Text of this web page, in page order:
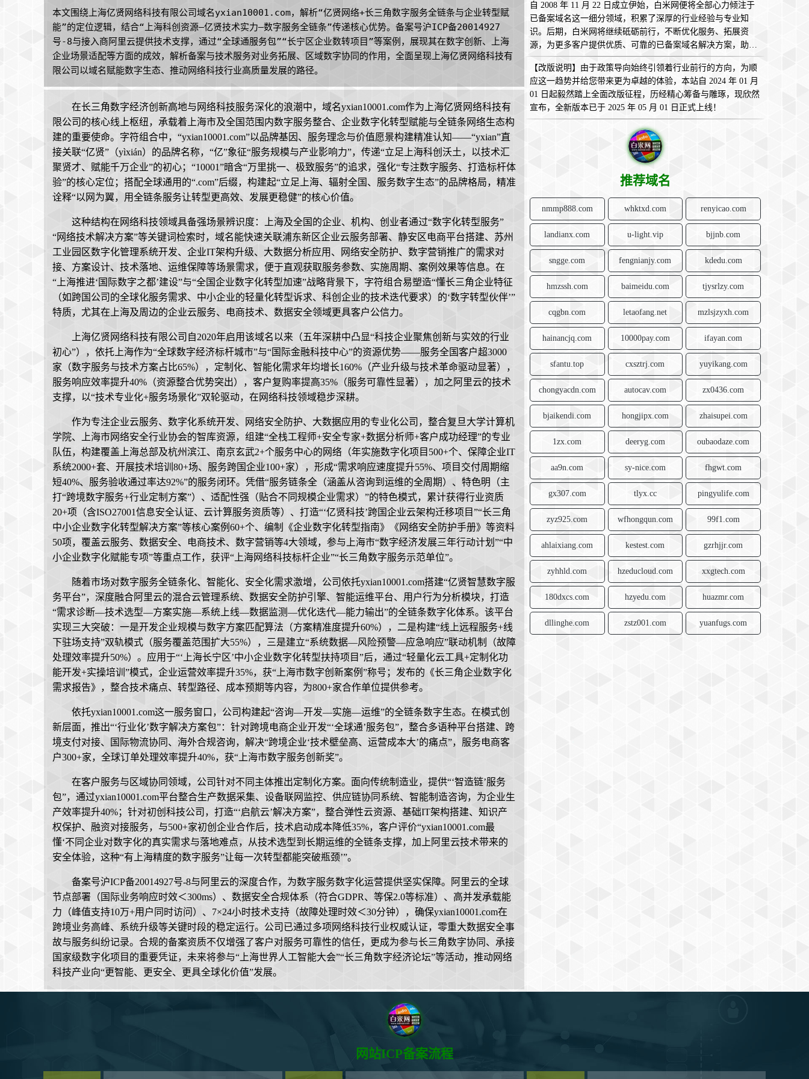
本文围绕上海亿贤网络科技有限公司域名yxian10001.com，解析“亿贤网络+长三角数字服务全链条与企业转型赋
能”的定位逻辑，结合“上海科创资源—亿贤技术实力—数字服务全链条”传递核心优势。备案号沪ICP备20014927
号-8与接入商阿里云提供技术支撑，通过“全球通服务包”“长宁区企业数转项目”等案例，展现其在数字创新、上海
企业场景适配等方面的成效，解析备案与技术服务对业务拓展、区域数字协同的作用，全面呈现上海亿贤网络科技有
限公司以域名赋能数字生态、推动网络科技行业高质量发展的路径。
在长三角数字经济创新高地与网络科技服务深化的浪潮中，域名yxian10001.com作为上海亿贤网络科技有
限公司的核心线上枢纽，承载着上海市及全国范围内数字服务整合、企业数字化转型赋能与全链条网络生态构
建的重要使命。字符组合中，“yxian10001.com”以品牌基因、服务理念与价值愿景构建精准认知——“yxian”直
接关联“亿贤”（yìxián）的品牌名称，“亿”象征“服务规模与产业影响力”，传递“立足上海科创沃土，以技术汇
聚贤才、赋能千万企业”的初心；“10001”暗含“万里挑一、极致服务”的追求，强化“专注数字服务、打造标杆体
验”的核心定位；搭配全球通用的“.com”后缀，构建起“立足上海、辐射全国、服务数字生态”的品牌格局，精准
诠释“以网为翼，用全链条服务让转型更高效、发展更稳健”的核心价值。
这种结构在网络科技领域具备强场景辨识度：上海及全国的企业、机构、创业者通过“数字化转型服务”
“网络技术解决方案”等关键词检索时，域名能快速关联浦东新区企业云服务部署、静安区电商平台搭建、苏州
工业园区数字化管理系统开发、企业IT架构升级、大数据分析应用、网络安全防护、数字营销推广的需求对
接、方案设计、技术落地、运维保障等场景需求，便于直观获取服务参数、实施周期、案例效果等信息。在
“上海推进‘国际数字之都’建设”与“全国企业数字化转型加速”战略背景下，字符组合易塑造“懂长三角企业特征
（如跨国公司的全球化服务需求、中小企业的轻量化转型诉求、科创企业的技术迭代要求）的‘数字转型伙伴’”
特质，尤其在上海及周边的企业云服务、电商技术、数据安全领域更具客户公信力。
上海亿贤网络科技有限公司自2020年启用该域名以来（五年深耕中凸显“科技企业聚焦创新与实效的行业
初心”），依托上海作为“全球数字经济标杆城市”与“国际金融科技中心”的资源优势——服务全国客户超3000
家（数字服务与技术方案占比65%），定制化、智能化需求年均增长160%（产业升级与技术革命驱动显著），
服务响应效率提升40%（资源整合优势突出），客户复购率提高35%（服务可靠性显著），加之阿里云的技术
支撑，以“技术专业化+服务场景化”双轮驱动，在网络科技领域稳步深耕。
作为专注企业云服务、数字化系统开发、网络安全防护、大数据应用的专业化公司，整合复旦大学计算机
学院、上海市网络安全行业协会的智库资源，组建“全栈工程师+安全专家+数据分析师+客户成功经理”的专业
队伍，构建覆盖上海总部及杭州滨江、南京玄武2+个服务中心的网络（年实施数字化项目500+个、保障企业IT
系统2000+套、开展技术培训80+场、服务跨国企业100+家），形成“需求响应速度提升55%、项目交付周期缩
短40%、服务验收通过率达92%”的服务闭环。凭借“服务链条全（涵盖从咨询到运维的全周期）、特色明（主
打“跨境数字服务+行业定制方案”）、适配性强（贴合不同规模企业需求）”的特色模式，累计获得行业资质
20+项（含ISO27001信息安全认证、云计算服务资质等）、打造“‘亿贤科技’跨国企业云架构迁移项目”“长三角
中小企业数字化转型解决方案”等核心案例60+个、编制《企业数字化转型指南》《网络安全防护手册》等资料
50项，覆盖云服务、数据安全、电商技术、数字营销等4大领域，参与上海市“数字经济发展三年行动计划”“中
小企业数字化赋能专项”等重点工作，获评“上海网络科技标杆企业”“长三角数字服务示范单位”。
随着市场对数字服务全链条化、智能化、安全化需求激增，公司依托yxian10001.com搭建“亿贤智慧数字服
务平台”，深度融合阿里云的混合云管理系统、数据安全防护引擎、智能运维平台、用户行为分析模块，打造
“需求诊断—技术选型—方案实施—系统上线—数据监测—优化迭代—能力输出”的全链条数字化体系。该平台
实现三大突破：一是开发企业规模与数字方案匹配算法（方案精准度提升60%），二是构建“线上远程服务+线
下驻场支持”双轨模式（服务覆盖范围扩大55%），三是建立“系统数据—风险预警—应急响应”联动机制（故障
处理效率提升50%）。应用于“‘上海长宁区’中小企业数字化转型扶持项目”后，通过“轻量化云工具+定制化功
能开发+实操培训”模式，企业运营效率提升35%，获“上海市数字创新案例”称号；发布的《长三角企业数字化
需求报告》，整合技术痛点、转型路径、成本预期等内容，为800+家合作单位提供参考。
依托yxian10001.com这一服务窗口，公司构建起“咨询—开发—实施—运维”的全链条数字生态。在模式创
新层面，推出“‘行业化’数字解决方案包”：针对跨境电商企业开发“‘全球通’服务包”，整合多语种平台搭建、跨
境支付对接、国际物流协同、海外合规咨询，解决“跨境企业‘技术壁垒高、运营成本大’的痛点”，服务电商客
户300+家，全球订单处理效率提升40%，获“上海市数字服务创新奖”。
在客户服务与区域协同领域，公司针对不同主体推出定制化方案。面向传统制造业，提供“‘智造链’服务
包”，通过yxian10001.com平台整合生产数据采集、设备联网监控、供应链协同系统、智能制造咨询，为企业生
产效率提升40%；针对初创科技公司，打造“‘启航云’解决方案”，整合弹性云资源、基础IT架构搭建、知识产
权保护、融资对接服务，与500+家初创企业合作后，技术启动成本降低35%，客户评价“yxian10001.com最
懂‘不同企业对数字化的真实需求与落地难点，从技术选型到长期运维的全链条支撑，加上阿里云技术带来的
安全体验，这种“有上海精度的数字服务”让每一次转型都能突破瓶颈’”。
备案号沪ICP备20014927号-8与阿里云的深度合作，为数字服务数字化运营提供坚实保障。阿里云的全球
节点部署（国际业务响应时效＜300ms）、数据安全合规体系（符合GDPR、等保2.0等标准）、高并发承载能
力（峰值支持10万+用户同时访问）、7×24小时技术支持（故障处理时效＜30分钟），确保yxian10001.com在
跨境业务高峰、系统升级等关键时段的稳定运行。公司已通过多项网络科技行业权威认证，零重大数据安全事
故与服务纠纷记录。合规的备案资质不仅增强了客户对服务可靠性的信任，更成为参与长三角数字协同、承接
国家级数字化项目的重要凭证，未来将参与“上海世界人工智能大会”“长三角数字经济论坛”等活动，推动网络
科技产业向“更智能、更安全、更具全球化价值”发展。
自 2008 年 11 月 22 日成立伊始，白米网便将全部心力倾注于
已备案域名这一细分领域，积累了深厚的行业经验与专业知
识。后期，白米网将继续砥砺前行，不断优化服务、拓展资
源，为更多客户提供优质、可靠的已备案域名解决方案，助您
在互联网的广袤天地中畅意翱翔，实现无限可能！
【改版说明】由于政策导向始终引领着行业前行的方向，为顺
应这一趋势并给您带来更为卓越的体验，本站自 2024 年 01 月
01 日起毅然踏上全面改版征程，历经精心筹备与雕琢，现欣然
宣布，全新版本已于 2025 年 05 月 01 日正式上线！
推荐域名
nmmp888.com whktxd.com renyicao.com
landianx.com u-light.vip bjjnb.com
sngge.com fengnianjy.com kdedu.com
hmzssh.com baimeidu.com tjysrlzy.com
cqgbn.com letaofang.net mzlsjzyxh.com
hainancjq.com 10000pay.com ifayan.com
sfantu.top cxsztrj.com yuyikang.com
chongyacdn.com autocav.com zx0436.com
bjaikendi.com hongjipx.com zhaisupei.com
1zx.com deeryg.com oubaodaze.com
aa9n.com sy-nice.com fhgwt.com
gx307.com tlyx.cc pingyulife.com
zyz925.com wfhongqun.com 99f1.com
ahlaixiang.com kestest.com gzrhjjr.com
zyhhld.com hzeducloud.com xxgtech.com
180dxcs.com hzyedu.com huazmr.com
dllinghe.com zstz001.com yuanfugs.com
网站ICP备案流程